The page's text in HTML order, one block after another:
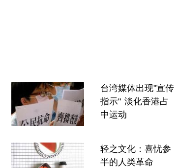
台湾媒体出现"宣传
指示" 淡化香港占
中运动
轻之文化：喜忧参
半的人类革命